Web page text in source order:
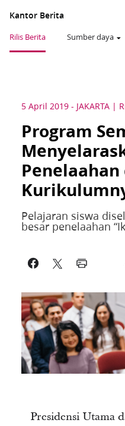
Kantor Berita
Rilis Berita Sumber daya
5 April 2019 - JAKARTA
Program
Penelaahan
Pelajaran siswa
besar penelaahan
Presidensi Utama